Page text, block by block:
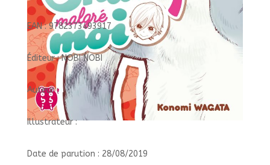
EAN : 9782373493917
Éditeur : NOBI NOBI
Auteur :
Illustrateur :
Date de parution : 28/08/2019